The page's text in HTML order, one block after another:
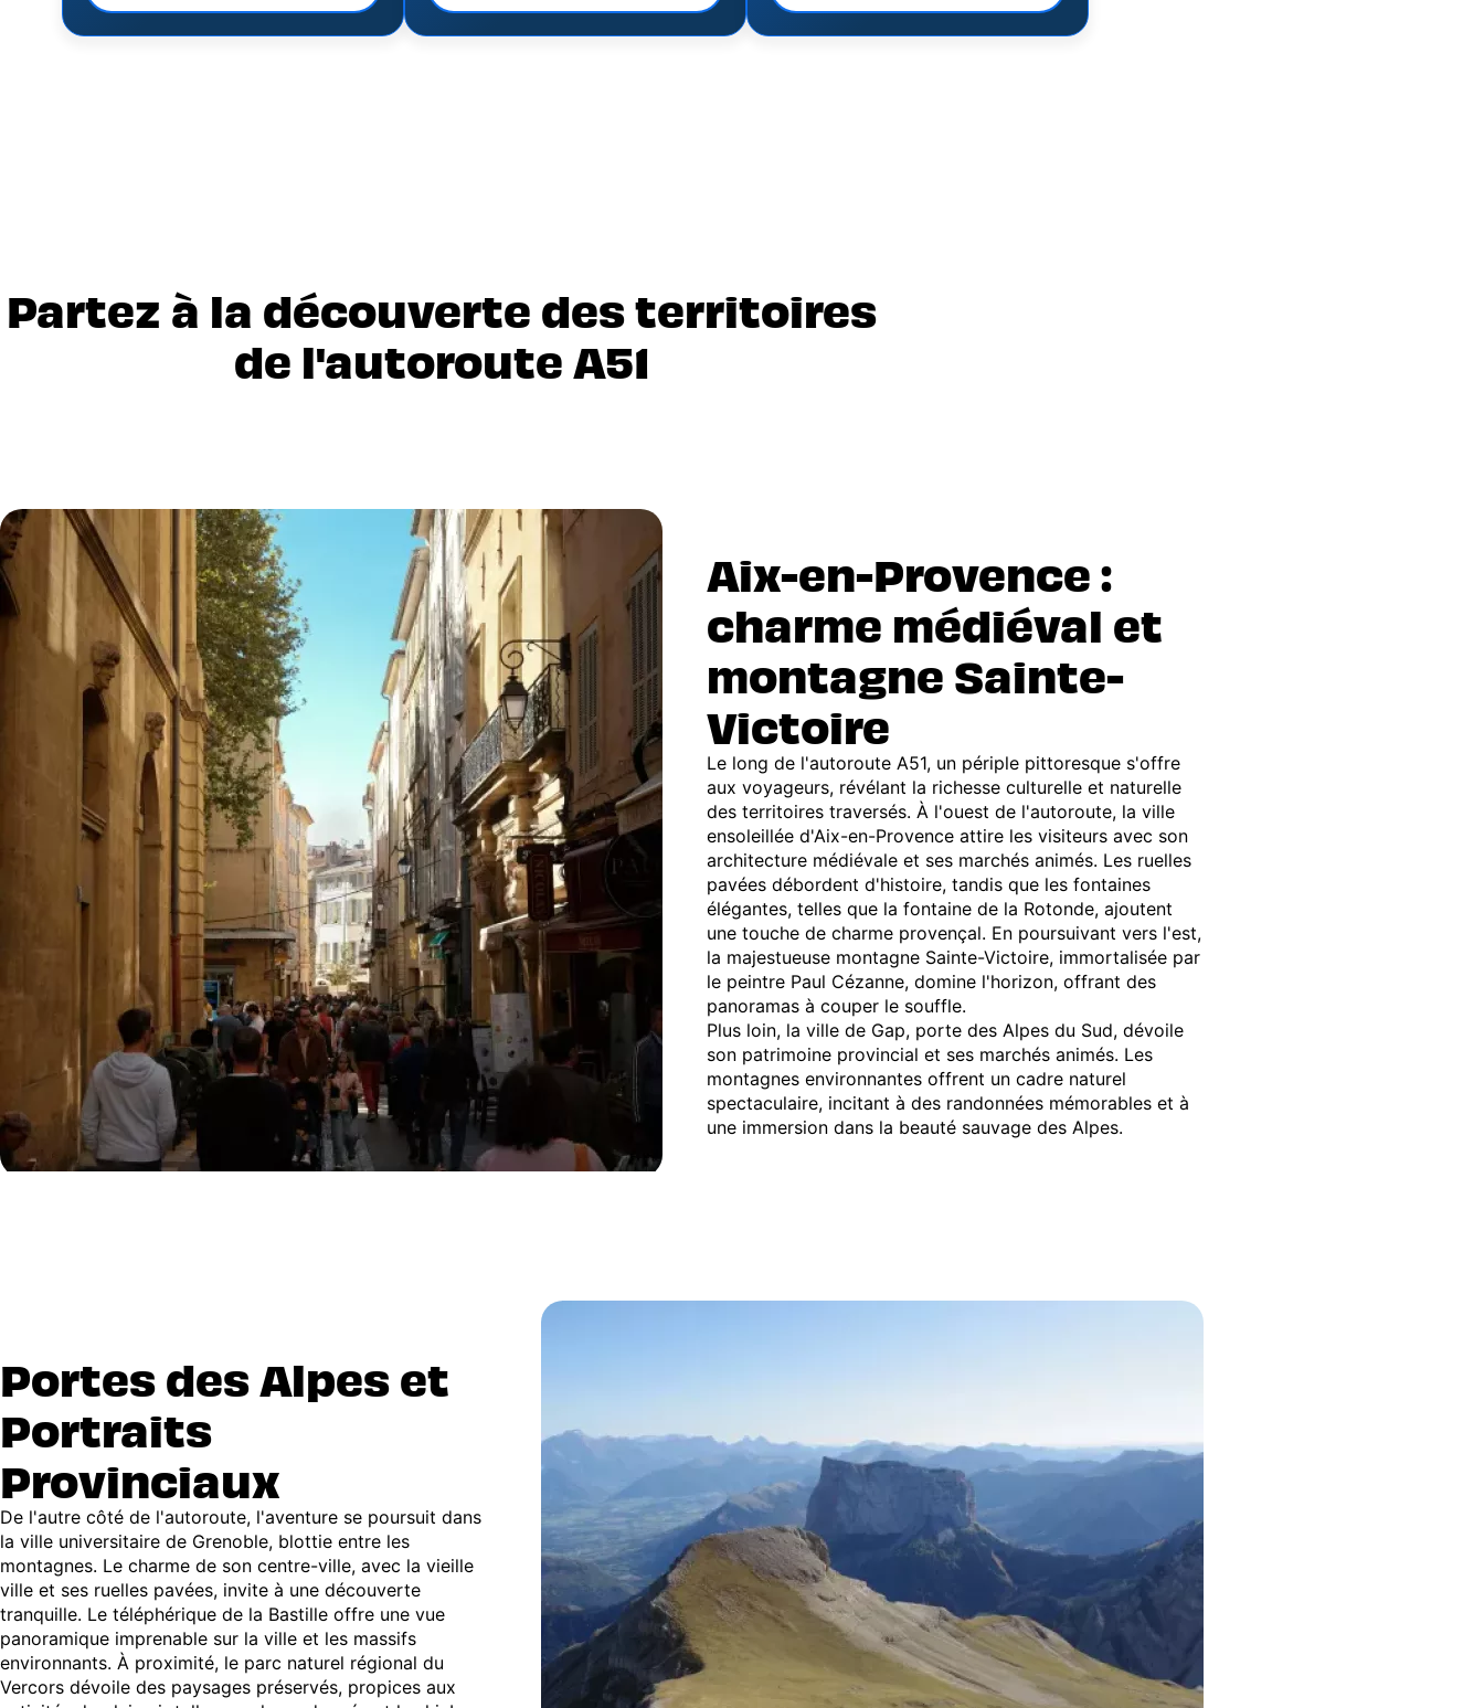
Partez à la découverte des territoires
de l'autoroute A51
Aix-en-Provence :
charme médiéval et
montagne Sainte-
Victoire
Le long de l'autoroute A51, un périple pittoresque s'offre
aux voyageurs, révélant la richesse culturelle et naturelle
des territoires traversés. À l'ouest de l'autoroute, la ville
ensoleillée d'Aix-en-Provence attire les visiteurs avec son
architecture médiévale et ses marchés animés. Les ruelles
pavées débordent d'histoire, tandis que les fontaines
élégantes, telles que la fontaine de la Rotonde, ajoutent
une touche de charme provençal. En poursuivant vers l'est,
la majestueuse montagne Sainte-Victoire, immortalisée par
le peintre Paul Cézanne, domine l'horizon, offrant des
panoramas à couper le souffle.
Plus loin, la ville de Gap, porte des Alpes du Sud, dévoile
son patrimoine provincial et ses marchés animés. Les
montagnes environnantes offrent un cadre naturel
spectaculaire, incitant à des randonnées mémorables et à
une immersion dans la beauté sauvage des Alpes.
Portes des Alpes et
Portraits
Provinciaux
De l'autre côté de l'autoroute, l'aventure se poursuit dans
la ville universitaire de Grenoble, blottie entre les
montagnes. Le charme de son centre-ville, avec la vieille
ville et ses ruelles pavées, invite à une découverte
tranquille. Le téléphérique de la Bastille offre une vue
panoramique imprenable sur la ville et les massifs
environnants. À proximité, le parc naturel régional du
Vercors dévoile des paysages préservés, propices aux